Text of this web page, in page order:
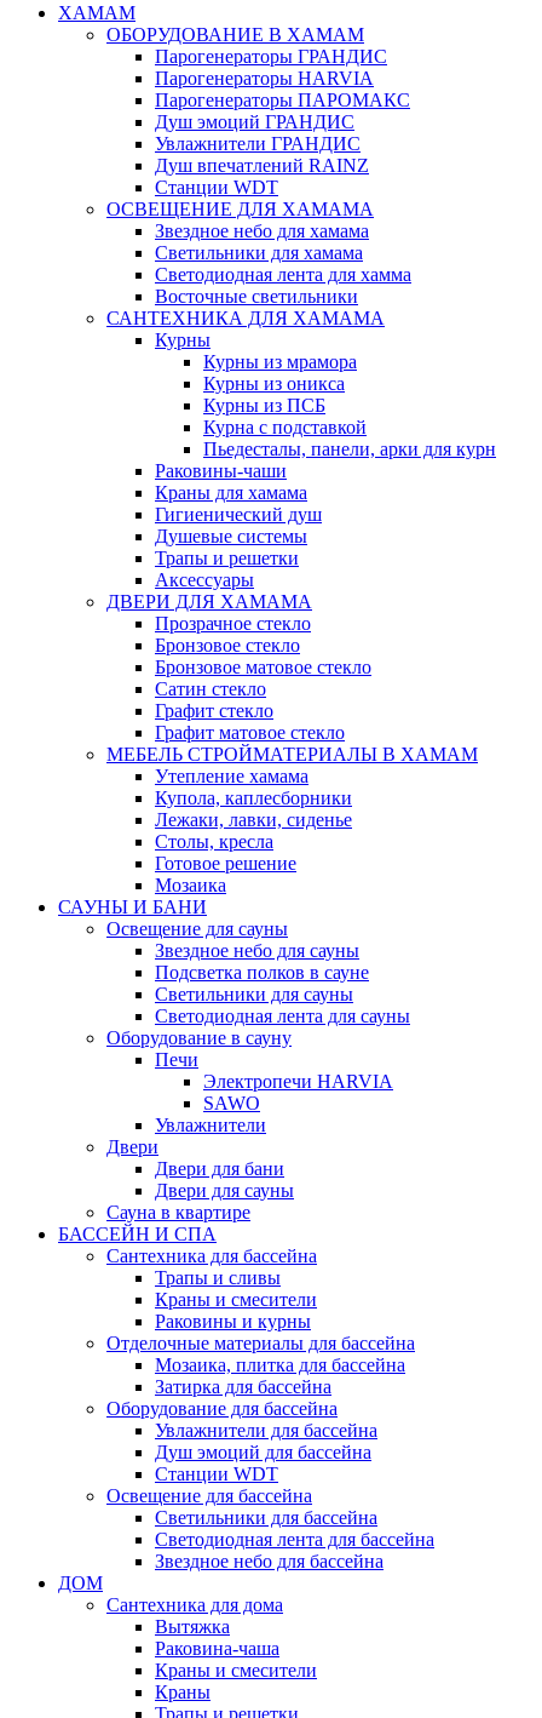
ХАМАМ
ОБОРУДОВАНИЕ В ХАМАМ
Парогенераторы ГРАНДИС
Парогенераторы HARVIA
Парогенераторы ПАРОМАКС
Душ эмоций ГРАНДИС
Увлажнители ГРАНДИС
Душ впечатлений RAINZ
Станции WDT
ОСВЕЩЕНИЕ ДЛЯ ХАМАМА
Звездное небо для хамама
Светильники для хамама
Светодиодная лента для хамма
Восточные светильники
САНТЕХНИКА ДЛЯ ХАМАМА
Курны
Курны из мрамора
Курны из оникса
Курны из ПСБ
Курна с подставкой
Пьедесталы, панели, арки для курн
Раковины-чаши
Краны для хамама
Гигиенический душ
Душевые системы
Трапы и решетки
Аксессуары
ДВЕРИ ДЛЯ ХАМАМА
Прозрачное стекло
Бронзовое стекло
Бронзовое матовое стекло
Сатин стекло
Графит стекло
Графит матовое стекло
МЕБЕЛЬ СТРОЙМАТЕРИАЛЫ В ХАМАМ
Утепление хамама
Купола, каплесборники
Лежаки, лавки, сиденье
Столы, кресла
Готовое решение
Мозаика
САУНЫ И БАНИ
Освещение для сауны
Звездное небо для сауны
Подсветка полков в сауне
Светильники для сауны
Светодиодная лента для сауны
Оборудование в сауну
Печи
Электропечи HARVIA
SAWO
Увлажнители
Двери
Двери для бани
Двери для сауны
Сауна в квартире
БАССЕЙН И СПА
Сантехника для бассейна
Трапы и сливы
Краны и смесители
Раковины и курны
Отделочные материалы для бассейна
Мозаика, плитка для бассейна
Затирка для бассейна
Оборудование для бассейна
Увлажнители для бассейна
Душ эмоций для бассейна
Станции WDT
Освещение для бассейна
Светильники для бассейна
Светодиодная лента для бассейна
Звездное небо для бассейна
ДОМ
Сантехника для дома
Вытяжка
Раковина-чаша
Краны и смесители
Краны
Трапы и решетки